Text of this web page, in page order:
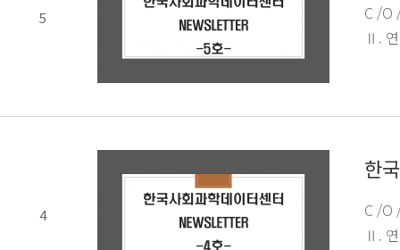
5
C /O
Ⅱ.
4
한
C /O
Ⅱ.